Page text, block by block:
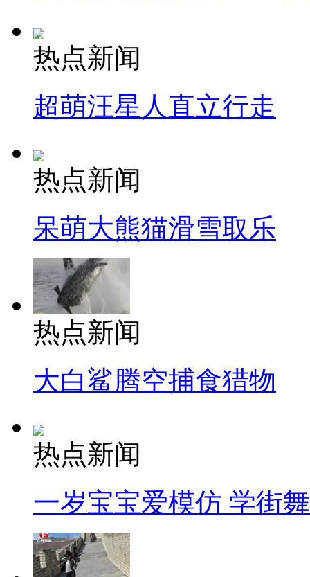
热点新闻
超萌汪星人直立行走
热点新闻
呆萌大熊猫滑雪取乐
热点新闻
大白鲨腾空捕食猎物
热点新闻
一岁宝宝爱模仿 学街